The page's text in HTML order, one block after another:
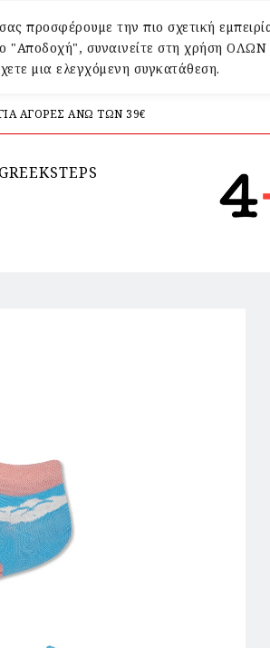
προσφέρουμε την πιο σχετική
"Αποδοχή", συναινείτε στη χρήση
μια ελεγχόμενη συγκατάθεση.
ΑΓΟΡΕΣ ΑΝΩ ΤΩΝ 39€
GREEKSTEPS